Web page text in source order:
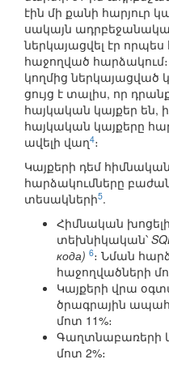
էին մի քանի հարյուր
սակայն
ներկայացվել էր
հաջողված
կողմից ներկայացված
ցույց է տալիս, որ
հայկական կայքեր են,
հայկական կայքերը
ավելի վաղ4։
Կայքերի դեմ
հարձակումները
տեսակների5.
Հիմնական
տեխնիկական՝
кода) 6։ Նման
հաջողվածների
Կայքերի վրա
ծրագրային
մոտ 11%։
Գաղտնաբառերի
մոտ 2%։